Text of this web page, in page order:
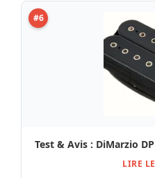
#6
Test & Avis : DiMarzio
LIRE